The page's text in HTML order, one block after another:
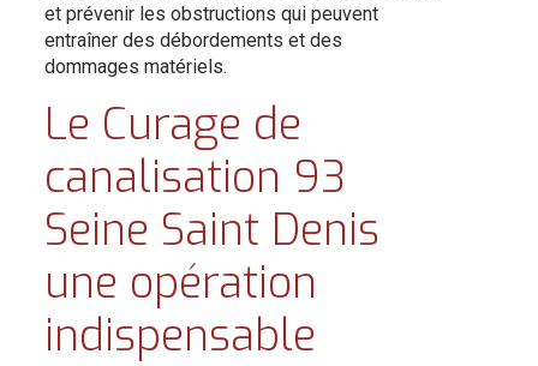
et prévenir les obstructions qui peuvent
entraîner des débordements et des
dommages matériels.
Le Curage de
canalisation 93
Seine Saint Denis
une opération
indispensable